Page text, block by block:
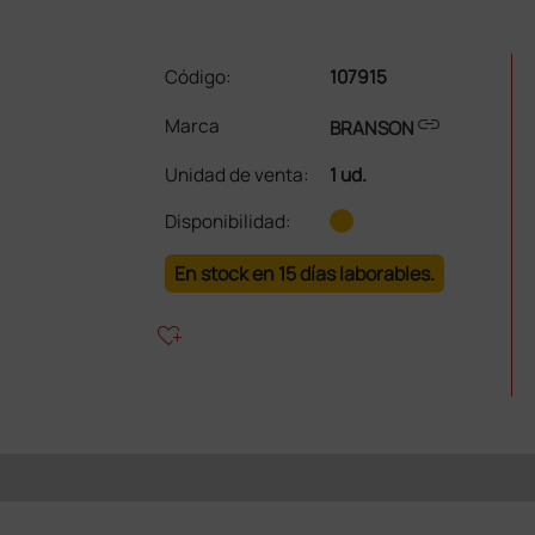
Código:
107915
Marca
BRANSONlink
Unidad de venta:
1 ud.
Disponibilidad:
En stock en 15 días laborables.
heart_plus